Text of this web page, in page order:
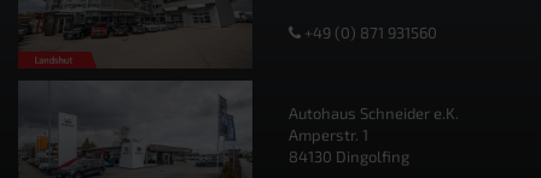
+49 (0) 871 931560
Autohaus Schneider e.K.
Amperstr. 1
84130 Dingolfing